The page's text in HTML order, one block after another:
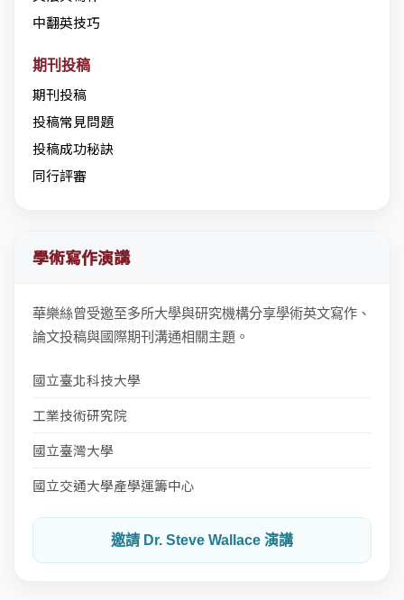
中翻英技巧
期刊投稿
期刊投稿
投稿常見問題
投稿成功秘訣
同行評審
學術寫作演講
華樂絲曾受邀至多所大學與研究機構分享學術英文寫作、
論文投稿與國際期刊溝通相關主題。
國立臺北科技大學
工業技術研究院
國立臺灣大學
國立交通大學產學運籌中心
邀請 Dr. Steve Wallace 演講